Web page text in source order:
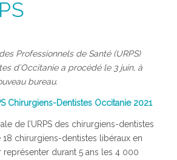
Professionnels de Santé (URPS)
d’Occitanie a procédé le 3 juin, à
bureau.
Chirurgiens-Dentistes Occitanie 2021
de l’URPS des chirurgiens-dentistes
chirurgiens-dentistes libéraux en
durant 5 ans les 4 000